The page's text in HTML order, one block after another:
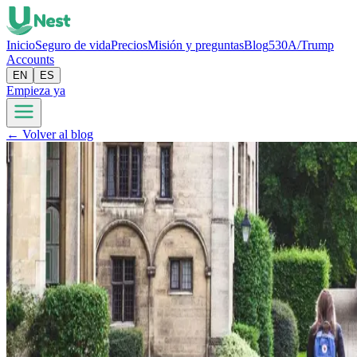
InicioSeguro de vidaPreciosMisión y preguntasBlog530A/Trump
Accounts
EN ES
Empieza ya
← Volver al blog